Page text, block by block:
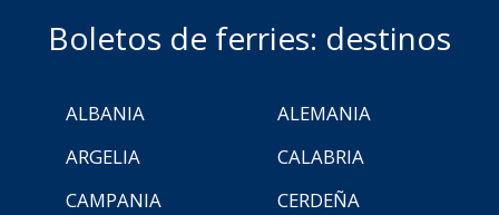
Boletos de ferries: destinos
ALBANIA
ALEMANIA
ARGELIA
CALABRIA
CAMPANIA
CERDEÑA